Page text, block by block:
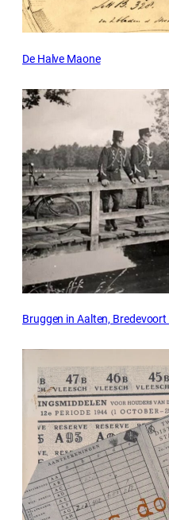
De Halve Maone
Bruggen in Aalten,